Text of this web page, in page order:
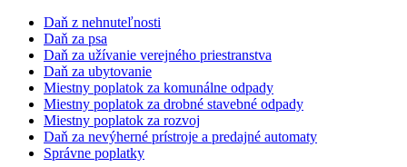
Daň z nehnuteľnosti
Daň za psa
Daň za užívanie verejného priestranstva
Daň za ubytovanie
Miestny poplatok za komunálne odpady
Miestny poplatok za drobné stavebné odpady
Miestny poplatok za rozvoj
Daň za nevýherné prístroje a predajné automaty
Správne poplatky